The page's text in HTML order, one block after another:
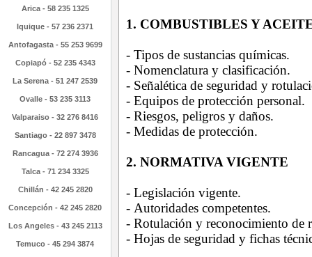
Arica - 58 235 1325
Iquique - 57 236 2371
Antofagasta - 55 253 9699
Copiapó - 52 235 4343
La Serena - 51 247 2539
Ovalle - 53 235 3113
Valparaiso - 32 276 8416
Santiago - 22 897 3478
Rancagua - 72 274 3936
Talca - 71 234 3325
Chillán - 42 245 2820
Concepción - 42 245 2820
Los Angeles - 43 245 2113
Temuco - 45 294 3874
1. COMBUSTIBLES Y
- Tipos de sustancias químicas.
- Nomenclatura y clasificación.
- Señalética de seguridad y
- Equipos de protección personal.
- Riesgos, peligros y daños.
- Medidas de protección.
2. NORMATIVA VIGENTE
- Legislación vigente.
- Autoridades competentes.
-Rotulación yreconocimiento de
-Hojas deseguridad yfichas